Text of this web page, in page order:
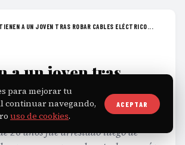
A UN JOVEN TRAS ROBAR CABLES ELÉCTRICO...
a un joven tras
eléctricos y dejar
puesto policial
26 años fue arrestado luego de
para mejorar tu
continuar navegando,
uso de cookies.
ACEPTAR